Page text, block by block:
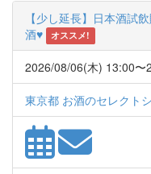
【少し延長】日本酒試
酒♥
オススメ!
2026/08/06(木) 13:00〜
東京都 お酒のセレクト